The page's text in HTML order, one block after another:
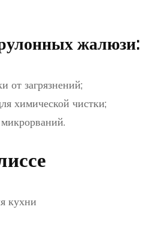
жалюзи:
от загрязнений;
химической чистки;